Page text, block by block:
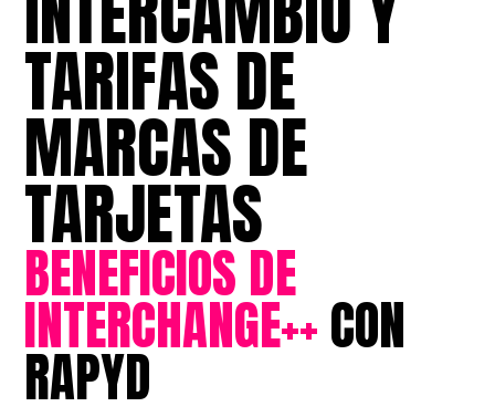
TARIFASDE
MARCASDE
TARJETAS
BENEFICIOS DE
INTERCHANGE++CON
RAPYD